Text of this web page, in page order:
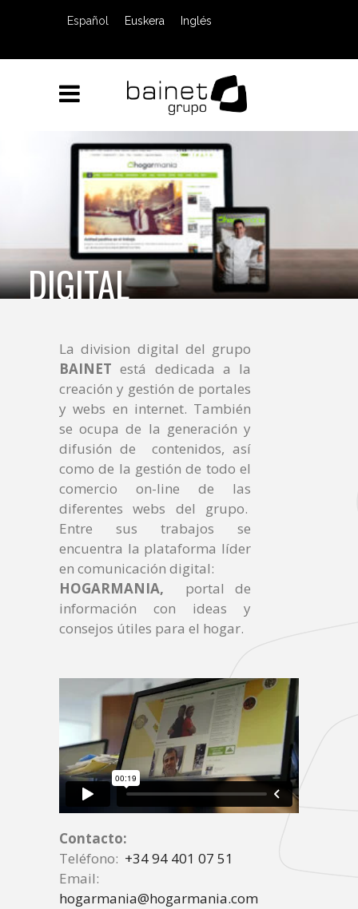
Español Euskera Inglés
DIGITAL
La division digital del grupo
BAINET está dedicada a la
creación y gestión de portales
y webs en internet. También
se ocupa de la generación y
difusión de contenidos, así
como de la gestión de todo el
comercio on-line de las
diferentes webs del grupo.
Entre sus trabajos se
encuentra la plataforma líder
en comunicación digital:
HOGARMANIA, portal de
información con ideas y
consejos útiles para el hogar.
Contacto:
Teléfono: +34 94 401 07 51
Email:
hogarmania@hogarmania.com